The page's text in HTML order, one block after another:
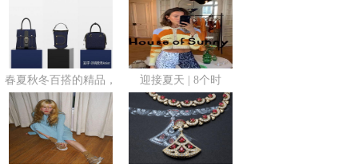
春夏秋冬百搭的精品， 迎接夏天 | 8个时